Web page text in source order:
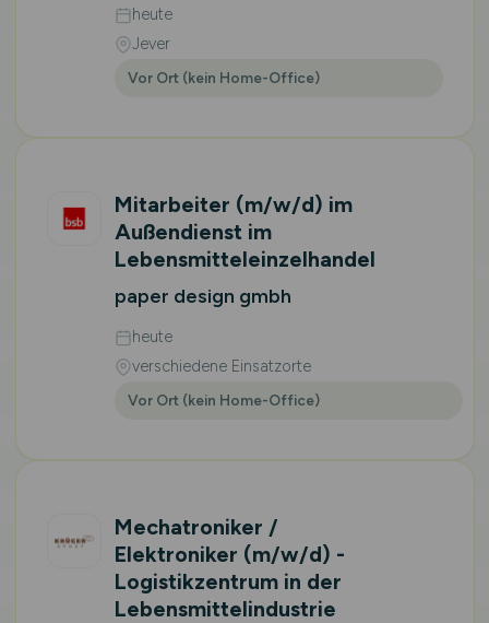
heute
Jever
Vor Ort (kein Home-Office)
Mitarbeiter (m/w/d) im
Außendienst im
Lebensmitteleinzelhandel
paper design gmbh
heute
verschiedene Einsatzorte
Vor Ort (kein Home-Office)
Mechatroniker /
Elektroniker (m/w/d) -
Logistikzentrum in der
Lebensmittelindustrie